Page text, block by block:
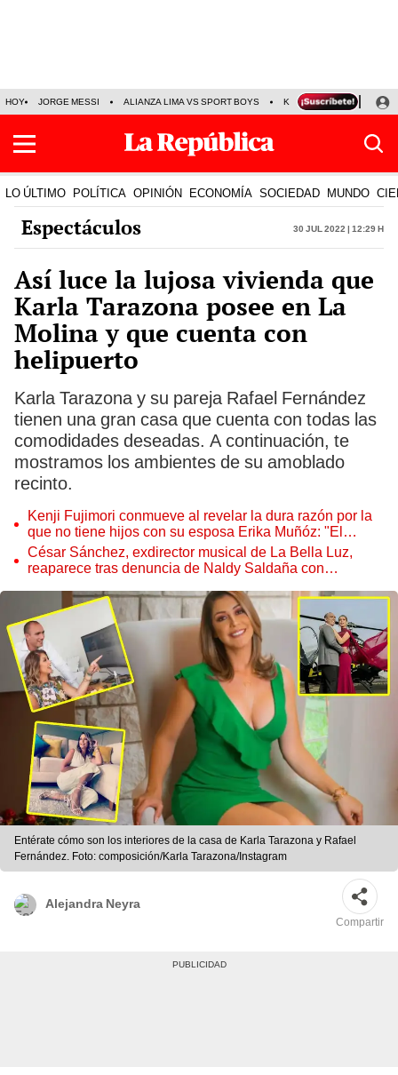
HOY JORGE MESSI ALIANZA LIMA VS SPORT BOYS KENJI FUJIMORI
LO ÚLTIMO POLÍTICA OPINIÓN ECONOMÍA SOCIEDAD MUNDO
Espectáculos 30 Jul 2022 | 12:29 h
Así luce la lujosa vivienda que
Karla Tarazona posee en La
Molina y que cuenta con
helipuerto
Karla Tarazona y su pareja Rafael Fernández
tienen una gran casa que cuenta con todas las
comodidades deseadas. A continuación, te
mostramos los ambientes de su amoblado
recinto.
Kenji Fujimori conmueve al revelar la dura razón por la
que no tiene hijos con su esposa Erika Muñóz: "El
proceso judicial"
César Sánchez, exdirector musical de La Bella Luz,
reaparece tras denuncia de Naldy Saldaña con
Entérate cómo son los interiores de la casa de Karla Tarazona y Rafael
Fernández. Foto: composición/Karla Tarazona/Instagram
Alejandra Neyra
Compartir